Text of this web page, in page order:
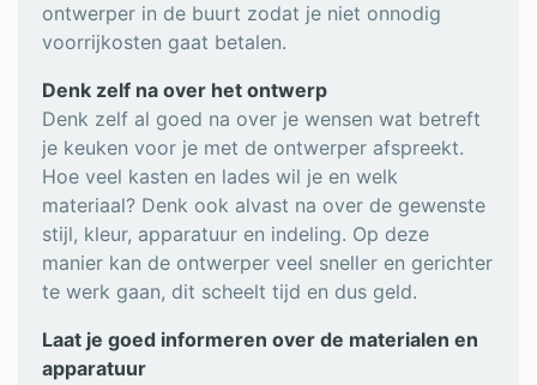
ontwerper in de buurt zodat je niet onnodig
voorrijkosten gaat betalen.
Denk zelf na over het ontwerp
Denk zelf al goed na over je wensen wat betreft
je keuken voor je met de ontwerper afspreekt.
Hoe veel kasten en lades wil je en welk
materiaal? Denk ook alvast na over de gewenste
stijl, kleur, apparatuur en indeling. Op deze
manier kan de ontwerper veel sneller en gerichter
te werk gaan, dit scheelt tijd en dus geld.
Laat je goed informeren over de materialen en
apparatuur